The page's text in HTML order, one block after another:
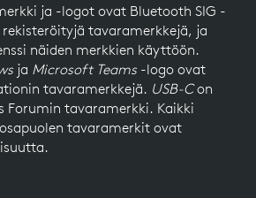
ja -logot ovat Bluetooth SIG -
tavaramerkkejä, ja
näiden merkkien käyttöön.
ja Microsoft Teams-logo ovat
tavaramerkkejä. USB-Con
Forumin tavaramerkki. Kaikki
tavaramerkit ovat